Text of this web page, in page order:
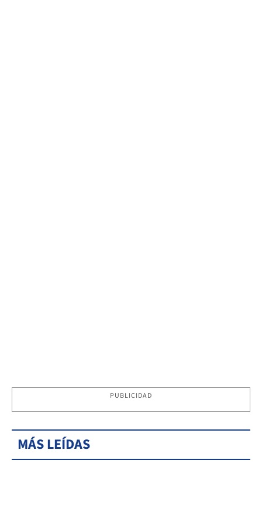
PUBLICIDAD
MÁS LEÍDAS